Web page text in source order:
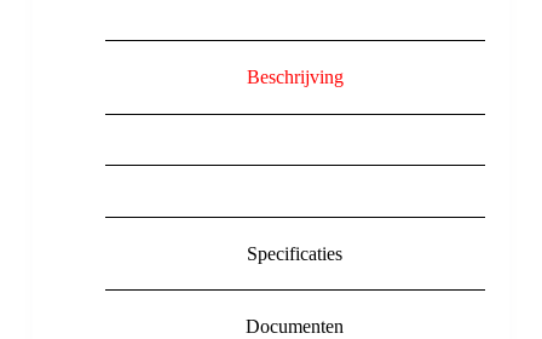
Beschrijving
Specificaties
Documenten